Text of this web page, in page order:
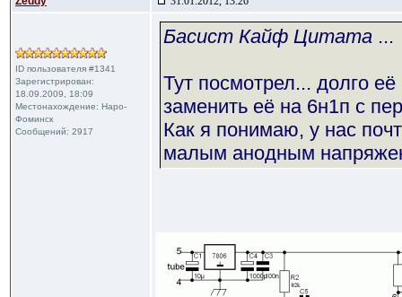
ID пользователя #1341
Зарегистрирован:
18.09.2009, 18:09
Местонахождение: Наро-
Фоминск
Сообщений: 2917
Басист Кайф Цитата ...
Тут посмотрел... долго
заменить её на 6н1п с
Как я понимаю, у нас
малым анодным